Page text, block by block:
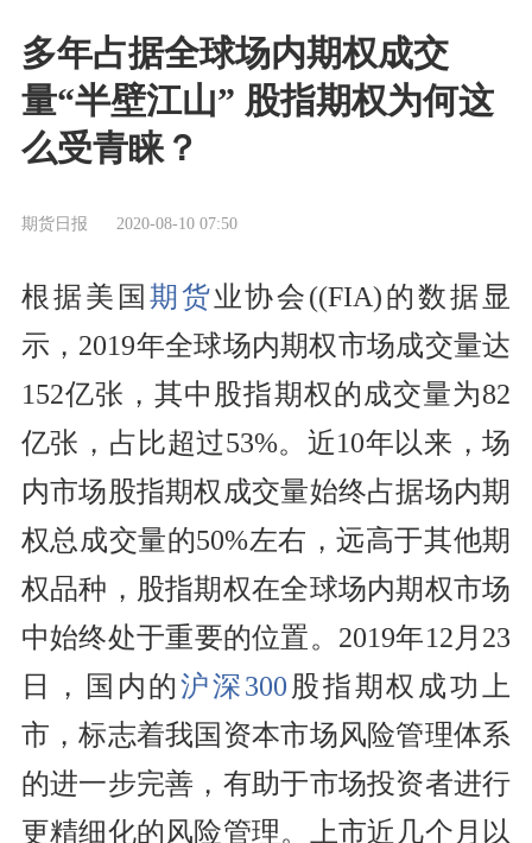
多年占据全球场内期权成交
量“半壁江山” 股指期权为何这
么受青睐？
期货日报 2020-08-10 07:50
根据美国 期货业协会((FIA)的数据显
示，2019年全球场内期权市场成交量达
152亿张，其中股指期权的成交量为82
亿张，占比超过53%。近10年以来，场
内市场股指期权成交量始终占据场内期
权总成交量的50%左右，远高于其他期
权品种，股指期权在全球场内期权市场
中始终处于重要的位置。2019年12月23
日，国内的沪深300 股指期权成功上
市，标志着我国资本市场风险管理体系
的进一步完善，有助于市场投资者进行
更精细化的风险管理。上市近几个月以